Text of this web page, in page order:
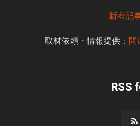
新着記
取材依頼・情報提供： 問
RSS